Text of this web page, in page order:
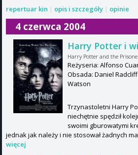
repertuar kin | opis i szczegóły | opinie
4 czerwca 2004
Harry Potter i
Harry Potter and the
Reżyseria: Alfonso
Obsada: Daniel
Watson
Trzynastoletni Harry
niechętnie spędził
swoimi gburowatymi
jednak jak należy i nie stosował żadnych
więcej